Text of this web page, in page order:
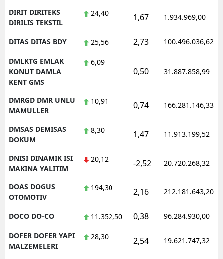
DIRIT DIRITEKS
DIRILIS TEKSTIL
24,40 1,67 1.934.969,00
DITAS DITAS BDY 25,56 2,73 100.496.036,62
DMLKTG EMLAK
KONUT DAMLA
KENT GMS
6,09
0,50 31.887.858,99
DMRGD DMR UNLU
MAMULLER
10,91 0,74 166.281.146,33
DMSAS DEMISAS
DOKUM
8,30 1,47 11.913.199,52
DNISI DINAMIK ISI
MAKINA YALITIM
20,12 -2,52 20.720.268,32
DOAS DOGUS
OTOMOTIV
194,30 2,16 212.181.643,20
DOCO DO-CO 11.352,50 0,38 96.284.930,00
DOFER DOFER YAPI
MALZEMELERI
28,30 2,54 19.621.747,32